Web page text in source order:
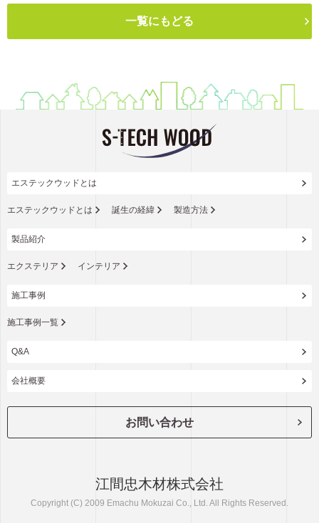
一覧にもどる
エステックウッドとは
エステックウッドとは 誕生の経緯 製造方法
製品紹介
エクステリア インテリア
施工事例
施工事例一覧
Q&A
会社概要
お問い合わせ
江間忠木材株式会社
Copyright (C) 2009 Emachu Mokuzai Co., Ltd. All Rights Reserved.